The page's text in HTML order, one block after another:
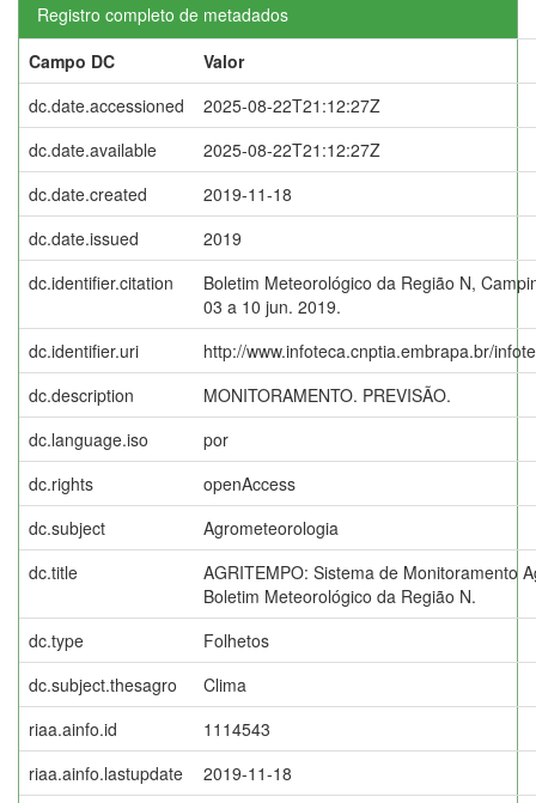
Registro completo de metadados
Campo DC
Valor
dc.date.accessioned
2025-08-22T21:12:27Z
dc.date.available
2025-08-22T21:12:27Z
dc.date.created
2019-11-18
dc.date.issued
2019
dc.identifier.citation
Boletim Meteorológico da Região N,
03 a 10 jun. 2019.
dc.identifier.uri
http://www.infoteca.cnptia.embrapa.br/
dc.description
MONITORAMENTO. PREVISÃO.
dc.language.iso
por
dc.rights
openAccess
dc.subject
Agrometeorologia
dc.title
AGRITEMPO: Sistema de Monitoramento
Boletim Meteorológico da Região N.
dc.type
Folhetos
dc.subject.thesagro
Clima
riaa.ainfo.id
1114543
riaa.ainfo.lastupdate
2019-11-18